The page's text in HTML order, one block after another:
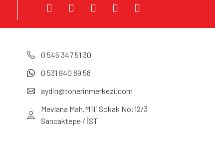
0 545 347 51 30
0 531 940 89 58
aydin@tonerinmerkezi.com
Mevlana Mah.Milli Sokak No:12/3
Sancaktepe / İST